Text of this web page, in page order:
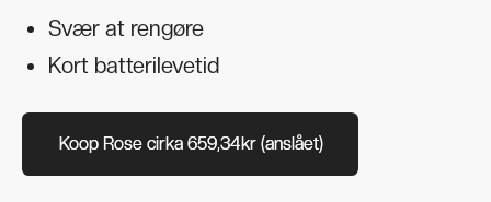
Svær at rengøre
Kort batterilevetid
Koop Rose cirka 659,34kr (anslået)
Koop Rose cirka 659,34kr (anslået)